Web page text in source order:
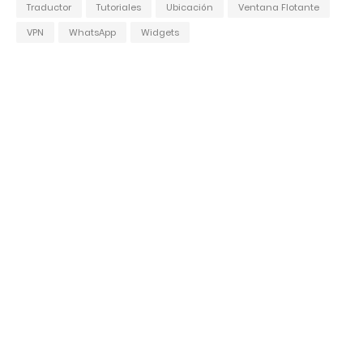
Traductor
Tutoriales Ubicación
Ventana Flotante
VPN
WhatsApp Widgets